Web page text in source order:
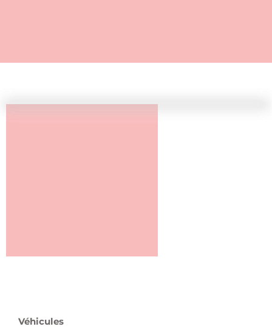
Véhicules